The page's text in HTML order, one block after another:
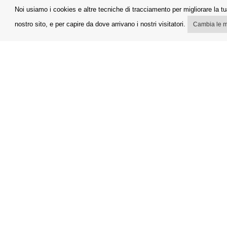
Noi usiamo i cookies e altre tecniche di tracciamento per migliorare la
nostro sito, e per capire da dove arrivano i nostri visitatori.
Cambia le
NEWS
TERMINI E CONDIZIONI
IL MIO